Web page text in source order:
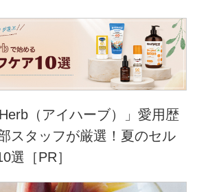
（アイハーブ）」愛用歴
スタッフが厳選！夏のセル
選［PR］